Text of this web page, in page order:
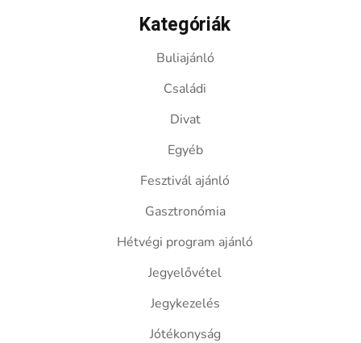
Kategóriák
Buliajánló
Családi
Divat
Egyéb
Fesztivál ajánló
Gasztronómia
Hétvégi program ajánló
Jegyelővétel
Jegykezelés
Jótékonyság